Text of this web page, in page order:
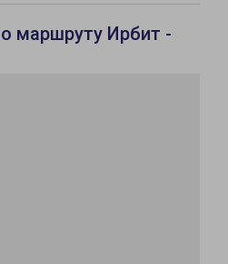
маршруту Ирбит -